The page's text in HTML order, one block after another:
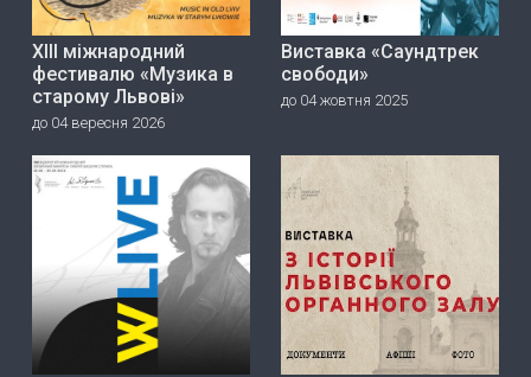
ХІІІ міжнародний
фестивалю «Музика в
старому Львові»
до 04 вересня 2026
Виставка «Саундтрек
свободи»
до 04 жовтня 2025